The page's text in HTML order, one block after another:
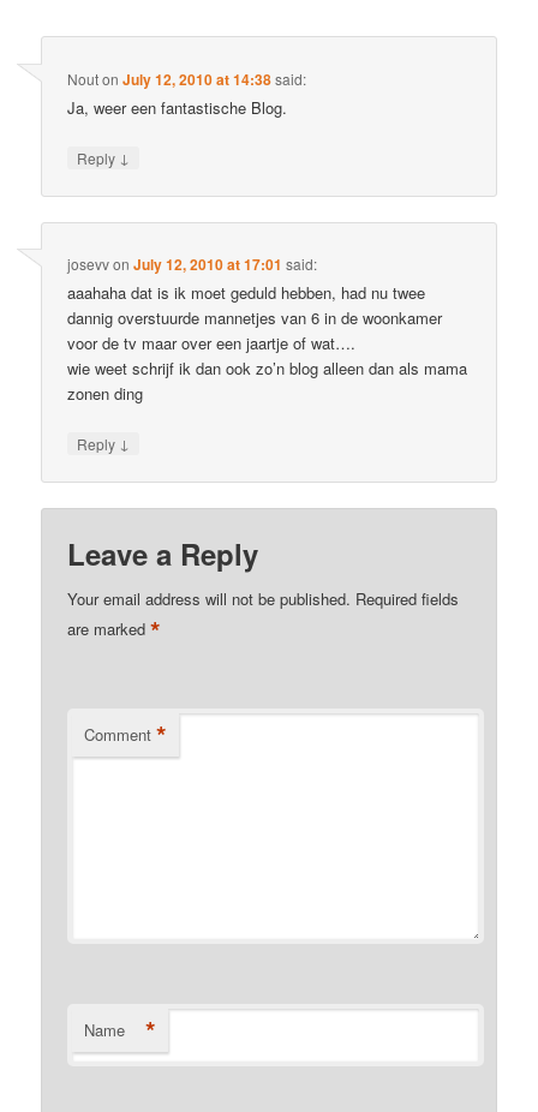
NoutonJuly 12, 2010 at 14:38said:
Ja, weer een fantastische Blog.
Reply ↓
josevvonJuly 12, 2010 at 17:01 said:
aaahaha dat is ik moet geduld hebben, had nu twee
dannig overstuurde mannetjes van 6 in de woonkamer
voor de tv maar over een jaartje of wat….
wie weet schrijf ik dan ook zo’n blog alleen dan als mama
zonen ding
Reply ↓
Leave a Reply
Your email address will not be published. Required fields
are marked*
Comment *
Name *